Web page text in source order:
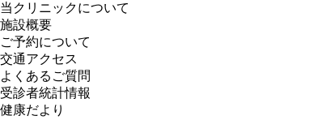
当クリニックについて
施設概要
ご予約について
交通アクセス
よくあるご質問
受診者統計情報
健康だより